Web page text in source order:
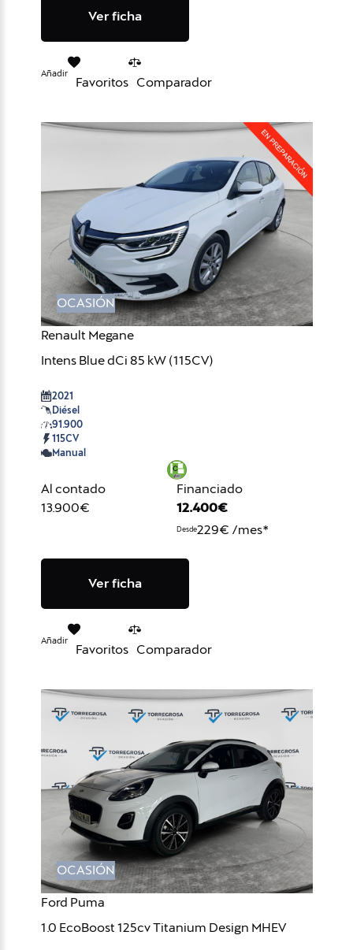
Ver ficha
Añadir
Favoritos Comparador
OCASIÓN
Renault Megane
Intens Blue dCi 85 kW (115CV)
2021
Diésel
91.900
115CV
Manual
Al contado
13.900€
Financiado
12.400€
Desde229€ /mes*
Ver ficha
Añadir
Favoritos Comparador
OCASIÓN
Ford Puma
1.0 EcoBoost 125cv Titanium Design MHEV